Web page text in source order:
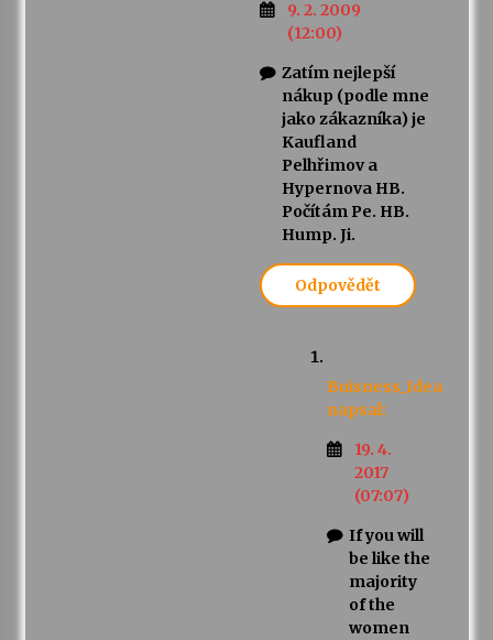
9. 2. 2009
(12:00)
Zatím nejlepší
nákup (podle mne
jako zákazníka) je
Kaufland
Pelhřimov a
Hypernova HB.
Počítám Pe. HB.
Hump. Ji.
Odpovědět
Buisness_Idea
napsal:
19. 4.
2017
(07:07)
If you will
be like the
majority
of the
women